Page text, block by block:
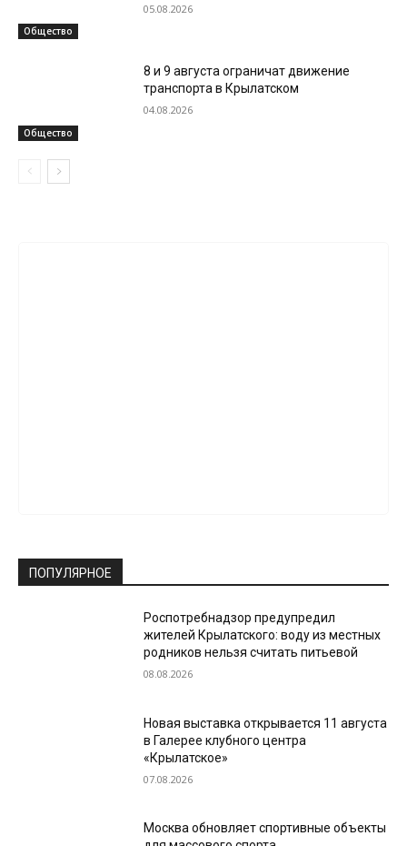
Общество
05.08.2026
Общество
8 и 9 августа ограничат движение
транспорта в Крылатском
04.08.2026
ПОПУЛЯРНОЕ
Роспотребнадзор предупредил
жителей Крылатского: воду из местных
родников нельзя считать питьевой
08.08.2026
Новая выставка открывается 11 августа
в Галерее клубного центра
«Крылатское»
07.08.2026
Москва обновляет спортивные объекты